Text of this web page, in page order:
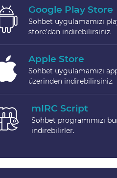
Google Play Store
Sohbet uygulamamızı
store'dan indirebilirsiniz.
Apple Store
Sohbet uygulamamızı
üzerinden indirebilirsiniz.
mIRC Script
Sohbet programımızı
indirebilirler.